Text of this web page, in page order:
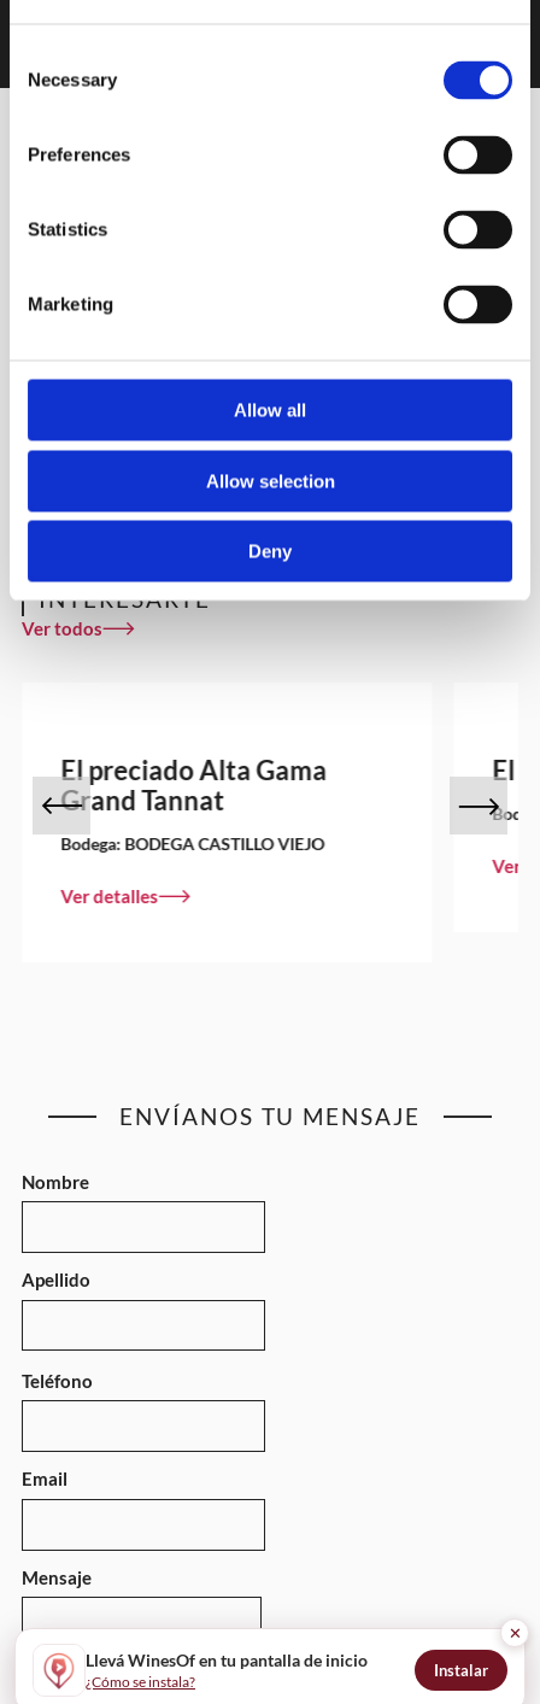
Selection
Necessary
Preferences
Statistics
Marketing
Allow all
Allow selection
Deny
Alquimia Corte Único
Blanco
BODEGA CERRO DEL TORO
INTERESARTE
Ver todos
El preciado Alta Gama
Grand Tannat
Bodega: BODEGA CASTILLO VIEJO
Ver detalles
El
Ver
ENVÍANOS TU MENSAJE
Nombre
Apellido
Teléfono
Email
Mensaje
Llevá WinesOf en tu pantalla de inicio
¿Cómo se instala?
Instalar
✕